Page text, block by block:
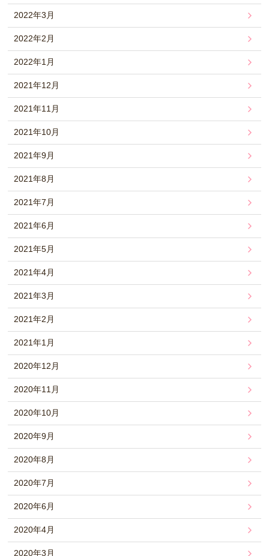
2022年3月
2022年2月
2022年1月
2021年12月
2021年11月
2021年10月
2021年9月
2021年8月
2021年7月
2021年6月
2021年5月
2021年4月
2021年3月
2021年2月
2021年1月
2020年12月
2020年11月
2020年10月
2020年9月
2020年8月
2020年7月
2020年6月
2020年4月
2020年3月